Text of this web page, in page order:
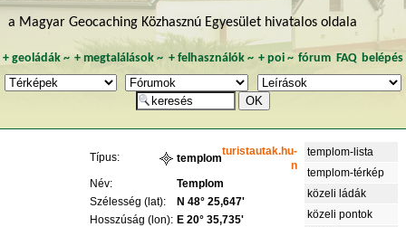
a Magyar Geocaching Közhasznú Egyesület hivatalos oldala
+ geoládák~ +megtalálások ~ + felhasználók~ + poi~ fórum FAQ belépés
Típus: templom
turistautak.hu-
n
Név:
Templom
Szélesség (lat):
N 48° 25,647'
Hosszúság (lon): E 20° 35,735'
templom-lista
templom-térkép
közeli ládák
közeli pontok